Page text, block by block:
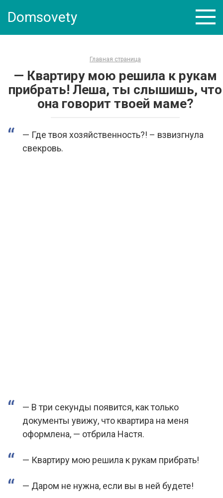
Domsovety
Главная страница
— Квартиру мою решила к рукам
прибрать! Леша, ты слышишь, что
она говорит твоей маме?
— Где твоя хозяйственность?! – взвизгнула
свекровь.
— В три секунды появится, как только
документы увижу, что квартира на меня
оформлена, — отбрила Настя.
— Квартиру мою решила к рукам прибрать!
— Даром не нужна, если вы в ней будете!